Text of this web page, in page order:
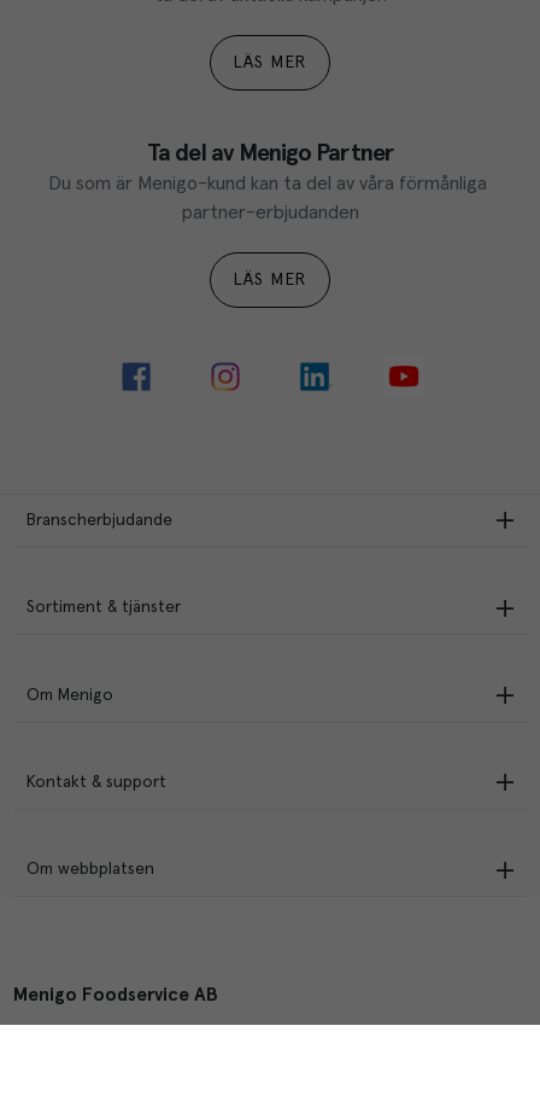
LÄS MER
Ta del av Menigo Partner
Du som är Menigo-kund kan ta del av våra förmånliga
partner-erbjudanden
LÄS MER
Branscherbjudande
Sortiment & tjänster
Om Menigo
Kontakt & support
Om webbplatsen
Menigo Foodservice AB